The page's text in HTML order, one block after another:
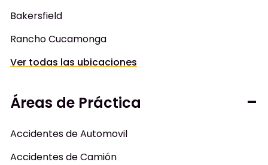
Bakersfield
Rancho Cucamonga
Ver todas las ubicaciones
Áreas de Práctica
Accidentes de Automovil
Accidentes de Camión